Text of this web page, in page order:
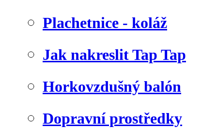
Plachetnice - koláž
Jak nakreslit Tap Tap
Horkovzdušný balón
Dopravní prostředky